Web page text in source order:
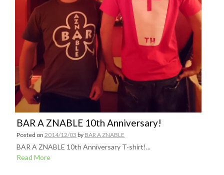
BAR A ZNABLE 10th Anniversary!
Posted on 2014/12/03 by BAR A ZNABLE
BAR A ZNABLE 10th Anniversary T-shirt!...
Read More